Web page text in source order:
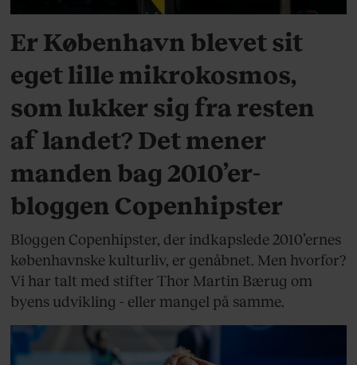
Er København blevet sit
eget lille mikrokosmos,
som lukker sig fra resten
af landet? Det mener
manden bag 2010’er-
bloggen Copenhipster
Bloggen Copenhipster, der indkapslede 2010’ernes
københavnske kulturliv, er genåbnet. Men hvorfor?
Vi har talt med stifter Thor Martin Bærug om
byens udvikling - eller mangel på samme.